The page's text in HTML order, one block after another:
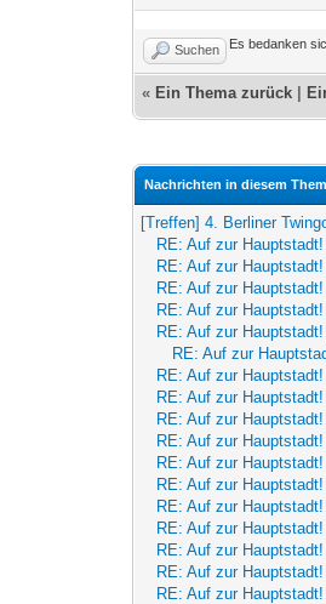
Suchen Es bedanken
« Ein Thema zurück
Nachrichten in diesem
[Treffen] 4. Berliner
RE: Auf zur Hauptstadt!
RE: Auf zur Hauptstadt!
RE: Auf zur Hauptstadt!
RE: Auf zur Hauptstadt!
RE: Auf zur Hauptstadt!
RE: Auf zur
RE: Auf zur Hauptstadt!
RE: Auf zur Hauptstadt!
RE: Auf zur Hauptstadt!
RE: Auf zur Hauptstadt!
RE: Auf zur Hauptstadt!
RE: Auf zur Hauptstadt!
RE: Auf zur Hauptstadt!
RE: Auf zur Hauptstadt!
RE: Auf zur Hauptstadt!
RE: Auf zur Hauptstadt!
RE: Auf zur Hauptstadt!